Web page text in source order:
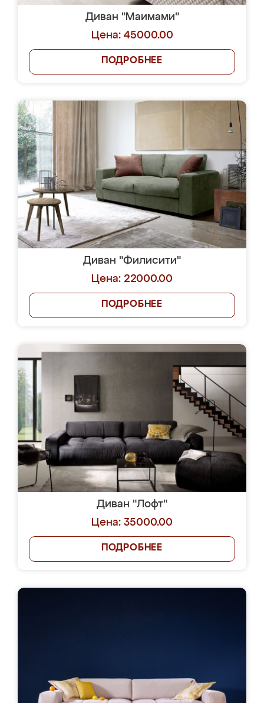
Диван "Маимами"
Цена: 45000.00
ПОДРОБНЕЕ
Диван "Филисити"
Цена: 22000.00
ПОДРОБНЕЕ
Диван "Лофт"
Цена: 35000.00
ПОДРОБНЕЕ